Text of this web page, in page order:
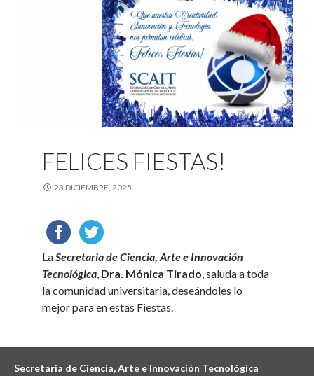
FELICES FIESTAS!
23 DICIEMBRE, 2025
LaSecretaria de Ciencia, Arte e Innovación
Tecnológica, Dra. Mónica Tirado, saluda a toda
la comunidad universitaria, deseándoles lo
mejor para en estas Fiestas.
Secretaria de Ciencia, Arte e Innovación Tecnológica